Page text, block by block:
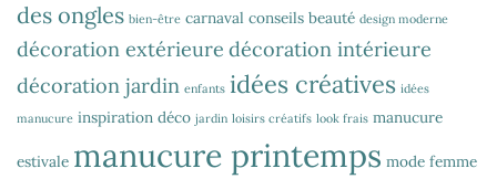
des ongles bien-être carnaval conseils beauté design moderne
décoration extérieure décoration intérieure
décoration jardin enfants idées créatives idées
manucure inspiration déco jardin loisirs créatifs look frais manucure
estivale manucure printemps mode femme